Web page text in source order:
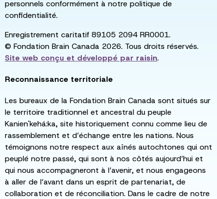
personnels conformément à notre politique de
confidentialité.
Enregistrement caritatif 89105 2094 RR0001.
© Fondation Brain Canada 2026. Tous droits réservés.
Site web conçu et développé par raisin.
Reconnaissance territoriale
Les bureaux de la Fondation Brain Canada sont situés sur
le territoire traditionnel et ancestral du peuple
Kanien'kehá:ka, site historiquement connu comme lieu de
rassemblement et d’échange entre les nations. Nous
témoignons notre respect aux aînés autochtones qui ont
peuplé notre passé, qui sont à nos côtés aujourd’hui et
qui nous accompagneront à l’avenir, et nous engageons
à aller de l’avant dans un esprit de partenariat, de
collaboration et de réconciliation. Dans le cadre de notre